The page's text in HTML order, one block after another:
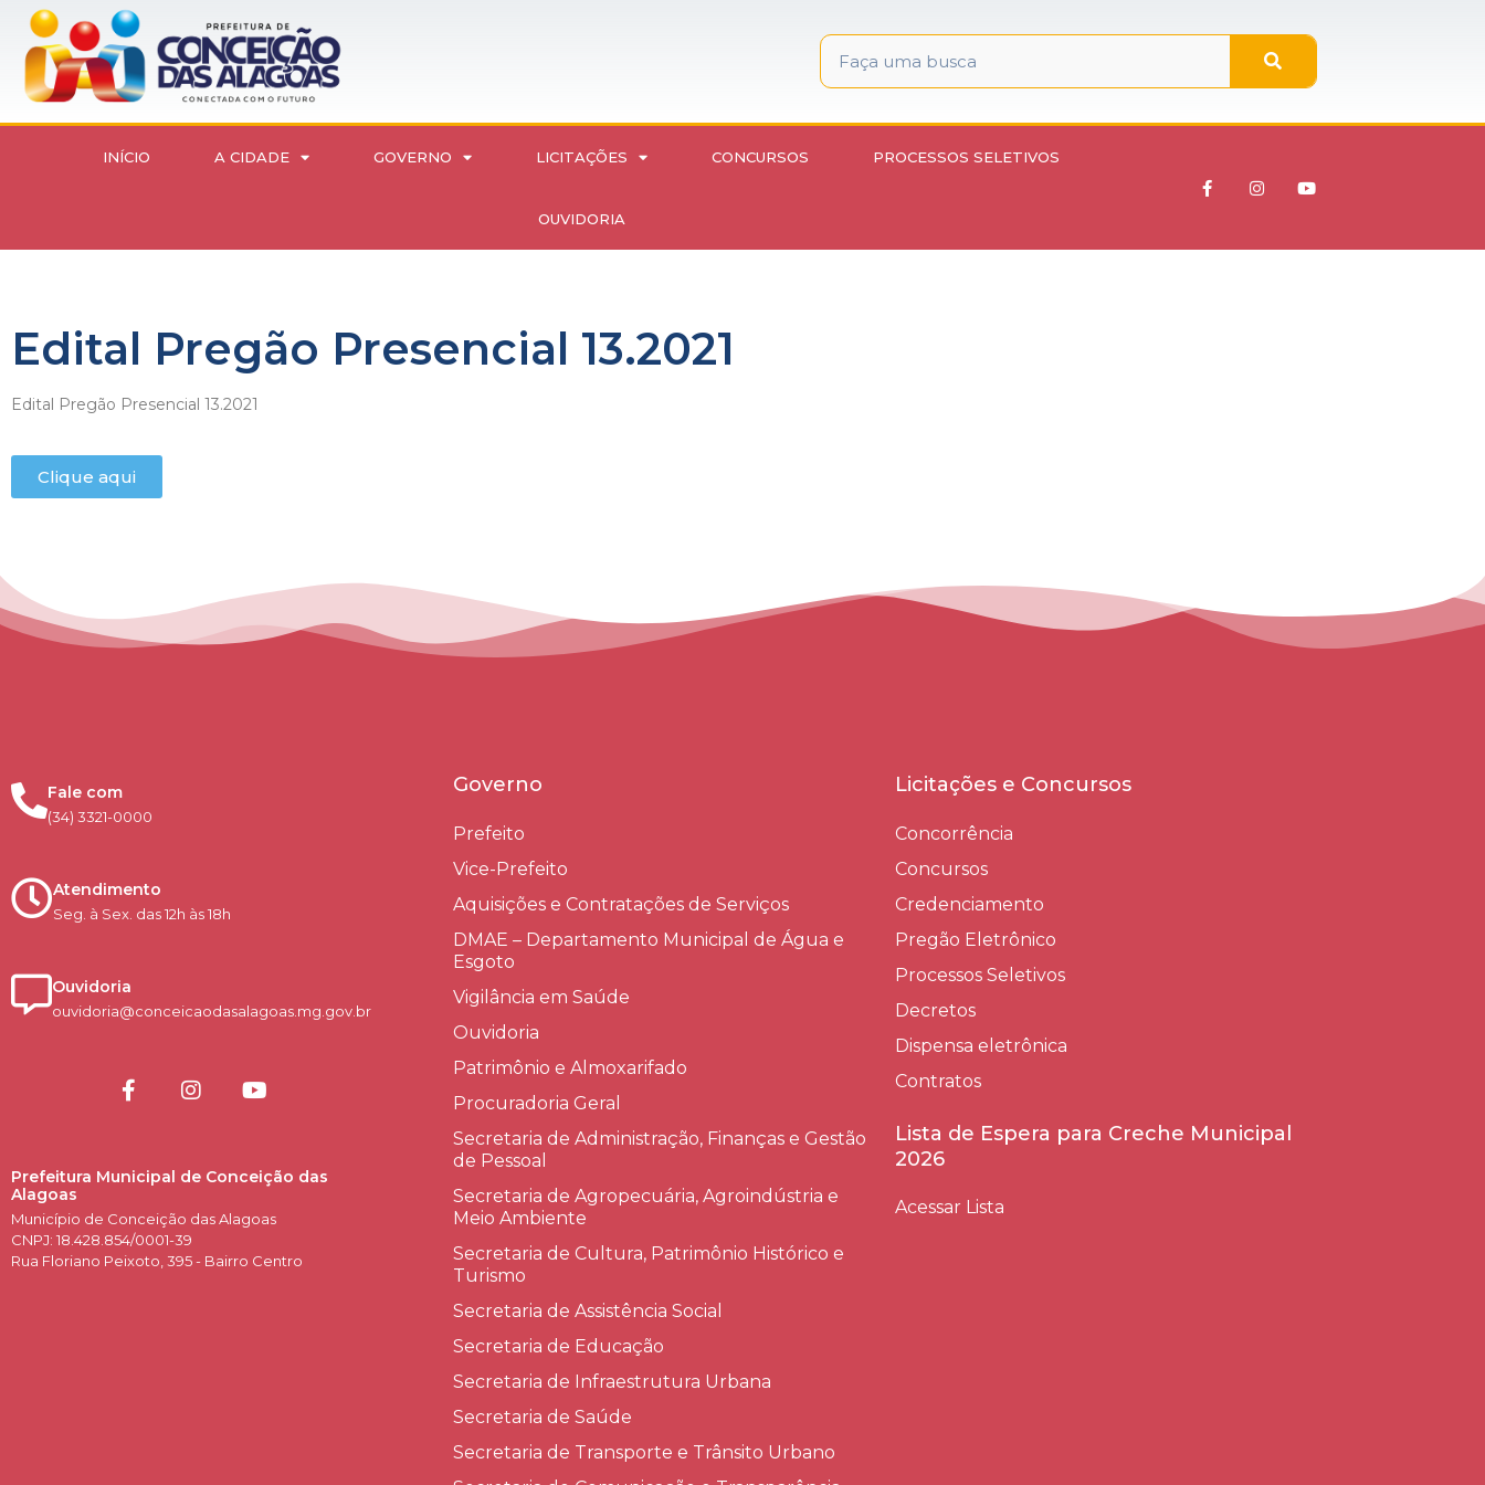
INÍCIO A CIDADE GOVERNO LICITAÇÕES CONCURSOS PROCESSOS SELETIVOS
OUVIDORIA
Edital Pregão Presencial 13.2021
Edital Pregão Presencial 13.2021
Clique aqui
Fale com
(34) 3321-0000
Atendimento
Seg. à Sex. das 12h às 18h
Ouvidoria
ouvidoria@conceicaodasalagoas.mg.gov.br
Prefeitura Municipal de Conceição das
Alagoas
Município de Conceição das Alagoas
CNPJ: 18.428.854/0001-39
Rua Floriano Peixoto, 395 - Bairro Centro
Governo
Prefeito
Vice-Prefeito
Aquisições e Contratações de Serviços​
DMAE – Departamento Municipal de Água e
Esgoto
Vigilância em Saúde
Ouvidoria
Patrimônio e Almoxarifado
Procuradoria Geral
Secretaria de Administração, Finanças e Gestão
de Pessoal
Secretaria de Agropecuária, Agroindústria e
Meio Ambiente
Secretaria de Cultura, Patrimônio Histórico e
Turismo
Secretaria de Assistência Social
Secretaria de Educação
Secretaria de Infraestrutura Urbana
Secretaria de Saúde
Secretaria de Transporte e Trânsito Urbano
Licitações e Concursos
Concorrência
Concursos
Credenciamento
Pregão Eletrônico
Processos Seletivos
Decretos
Dispensa eletrônica
Contratos
Lista de Espera para Creche Municipal
2026
Acessar Lista